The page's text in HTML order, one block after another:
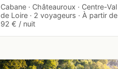
Cabane · Châteauroux · Centre-Val
de Loire · 2 voyageurs · À partir de
92 € / nuit